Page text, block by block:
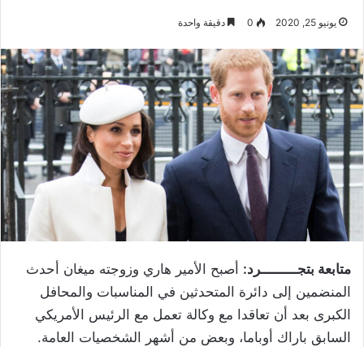
يونيو 25, 2020 0 دقيقة واحدة
متابعة بتجـــــــــرد: أصبح الأمير هاري وزوجته ميغان أحدث
المنضمين إلى دائرة المتحدثين في المناسبات والمحافل
الكبرى بعد أن تعاقدا مع وكالة تعمل مع الرئيس الأمريكي
السابق باراك أوباما، وبعض من أشهر الشخصيات العامة.